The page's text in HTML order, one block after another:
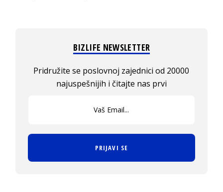
BIZLIFE NEWSLETTER
Pridružite se poslovnoj zajednici od 20000
najuspešnijih i čitajte nas prvi
PRIJAVI SE